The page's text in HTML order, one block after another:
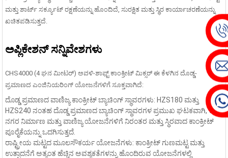
ಮತ್ತು ಶಾರ್ಟ್ ಸರ್ಕ್ಯೂಟ್ ರಕ್ಷಣೆಯನ್ನು ಹೊಂದಿದೆ, ಸುರಕ್ಷಿತ ಮತ್ತು ಸ್ಥಿರ ಕಾರ್ಯಾಚರಣೆಯನ್ನು
ಖಚಿತಪಡಿಸುತ್ತದೆ.
ಅಪ್ಲಿಕೇಶನ್ ಸನ್ನಿವೇಶಗಳು
CHS4000 (4 ಘನ ಮೀಟರ್) ಅವಳಿ-ಶಾಫ್ಟ್ ಕಾಂಕ್ರೀಟ್ ಮಿಕ್ಸರ್ ಈ ಕೆಳಗಿನ ದೊಡ್ಡ-
ಪ್ರಮಾಣದ ಎಂಜಿನಿಯರಿಂಗ್ ಯೋಜನೆಗಳಿಗೆ ಸೂಕ್ತವಾಗಿದೆ:
ದೊಡ್ಡ ಪ್ರಮಾಣದ ವಾಣಿಜ್ಯ ಕಾಂಕ್ರೀಟ್ ಬ್ಯಾಚಿಂಗ್ ಸ್ಥಾವರಗಳು: HZS180 ಮತ್ತು
HZS240 ನಂತಹ ದೊಡ್ಡ ಪ್ರಮಾಣದ ಬ್ಯಾಚಿಂಗ್ ಸ್ಥಾವರಗಳ ಪ್ರಮುಖ ಘಟಕವಾಗಿ, ಇದು
ನಗರ ನಿರ್ಮಾಣ ಮತ್ತು ವಾಣಿಜ್ಯ ಯೋಜನೆಗಳಿಗೆ ನಿರಂತರ ಮತ್ತು ಸ್ಥಿರವಾದ ಕಾಂಕ್ರೀಟ್
ಪೂರೈಕೆಯನ್ನು ಒದಗಿಸುತ್ತದೆ.
ರಾಷ್ಟ್ರೀಯ ಮಟ್ಟದ ಮೂಲಸೌಕರ್ಯ ಯೋಜನೆಗಳು: ಕಾಂಕ್ರೀಟ್ ಗುಣಮಟ್ಟ ಮತ್ತು
ಉತ್ಪಾದನೆಗೆ ಅತ್ಯಂತ ಹೆಚ್ಚಿನ ಅವಶ್ಯಕತೆಗಳನ್ನು ಹೊಂದಿರುವ ಯೋಜನೆಗಳಲ್ಲಿ